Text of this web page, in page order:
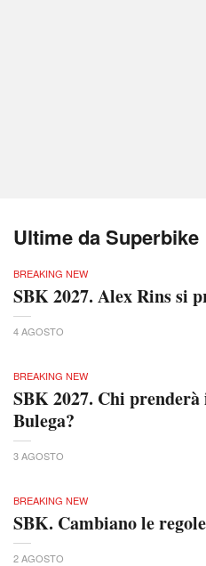
Ultime da Superbike
BREAKING NEW
SBK 2027. Alex Rins si
4 AGOSTO
BREAKING NEW
SBK 2027. Chi
Bulega?
3 AGOSTO
BREAKING NEW
SBK. Cambiano le
2 AGOSTO